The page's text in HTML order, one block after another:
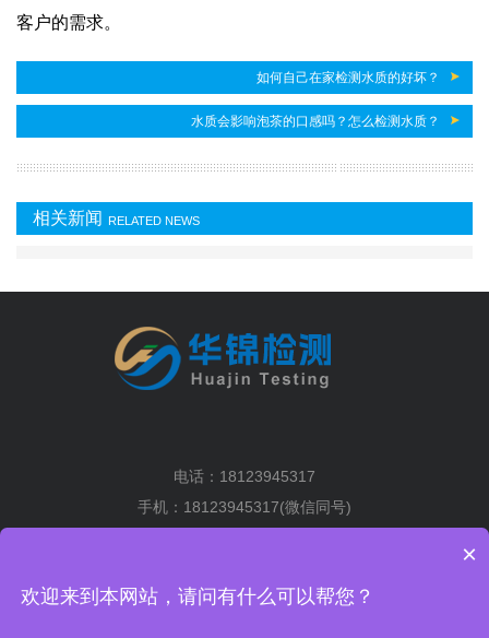
客户的需求。
如何自己在家检测水质的好坏？
水质会影响泡茶的口感吗？怎么检测水质？
相关新闻 RELATED NEWS
电话：18123945317
手机：18123945317(微信同号)
×
欢迎来到本网站，请问有什么可以帮您？